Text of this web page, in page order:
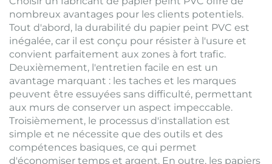
nombreux avantages pour les clients potentiels.
Tout d'abord, la durabilité du papier peint PVC est
inégalée, car il est conçu pour résister à l'usure et
convient parfaitement aux zones à fort trafic.
Deuxièmement, l'entretien facile en est un
avantage marquant : les taches et les marques
peuvent être essuyées sans difficulté, permettant
aux murs de conserver un aspect impeccable.
Troisièmement, le processus d'installation est
simple et ne nécessite que des outils et des
compétences basiques, ce qui permet
d'économiser temps et argent. En outre, les papiers